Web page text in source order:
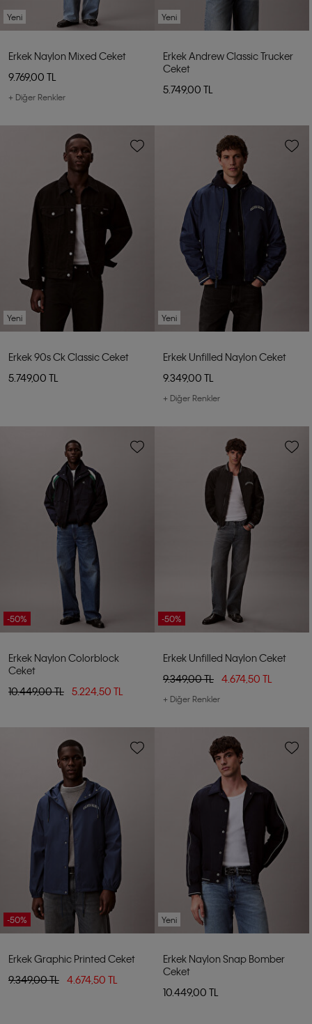
Yeni
Erkek Naylon Mixed Ceket
9.769,00 TL
+ Diğer Renkler
Yeni
Erkek Andrew Classic Trucker
Ceket
5.749,00 TL
Yeni
Erkek 90s Ck Classic Ceket
5.749,00 TL
Yeni
Erkek Unfilled Naylon Ceket
9.349,00 TL
+ Diğer Renkler
-50%
Erkek Naylon Colorblock
Ceket
10.449,00 TL
5.224,50 TL
-50%
Erkek Unfilled Naylon Ceket
9.349,00 TL
4.674,50 TL
+ Diğer Renkler
-50%
Erkek Graphic Printed Ceket
9.349,00 TL
4.674,50 TL
Yeni
Erkek Naylon Snap Bomber
Ceket
10.449,00 TL